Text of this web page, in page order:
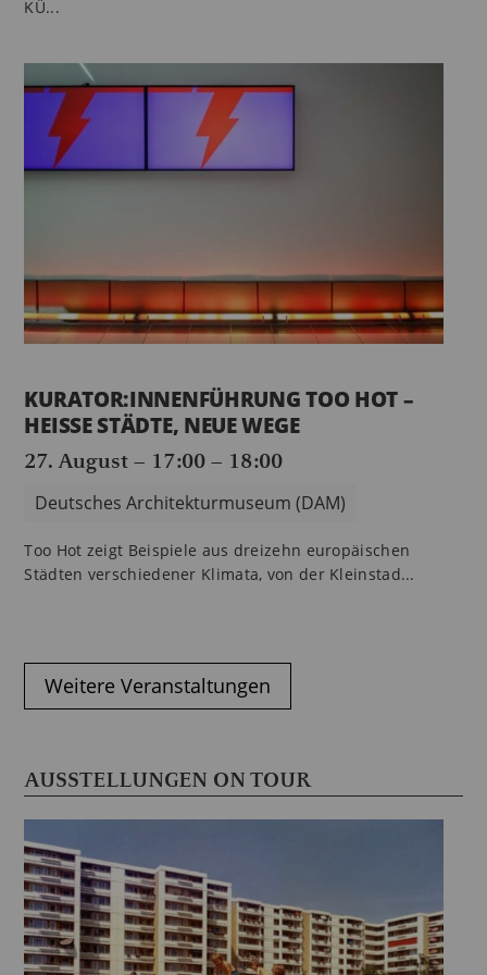
KÜ...
KURATOR:INNENFÜHRUNG TOO HOT –
HEISSE STÄDTE, NEUE WEGE
27. August – 17:00– 18:00
Deutsches Architekturmuseum (DAM)
Too Hot zeigt Beispiele aus dreizehn europäischen
Städten verschiedener Klimata, von der Kleinstad...
Weitere Veranstaltungen
AUSSTELLUNGEN ON TOUR